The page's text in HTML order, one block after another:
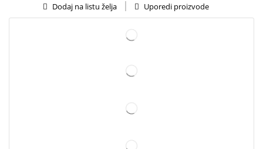
Dodaj na listu želja Uporedi proizvode